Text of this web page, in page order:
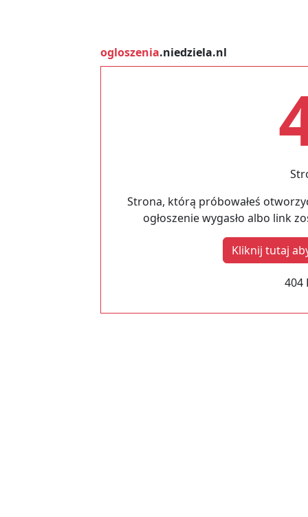
ogloszenia.niedziela.nl
Strona, którą próbowałeś
ogłoszenie wygasło albo link
Kliknij tutaj
404